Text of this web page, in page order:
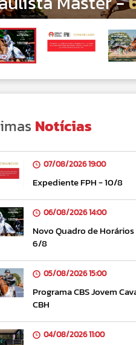
Notícias
07/08/2026 19:00
Expediente FPH - 10/8
06/08/2026 14:00
Novo Quadro de
6/8
05/08/2026 15:00
Programa CBS Jovem
CBH
04/08/2026 11:00